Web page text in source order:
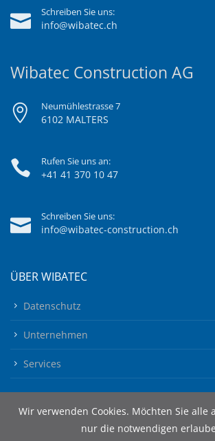
Schreiben Sie uns:
info@wibatec.ch
Wibatec Construction AG
Neumühlestrasse 7
6102 MALTERS
Rufen Sie uns an:
+41 41 370 10 47
Schreiben Sie uns:
info@wibatec-construction.ch
ÜBER WIBATEC
Datenschutz
Unternehmen
Services
Wir verwenden Cookies. Möchten Sie alle
nur die notwendigen